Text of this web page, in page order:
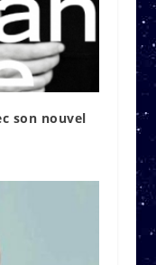
son nouvel